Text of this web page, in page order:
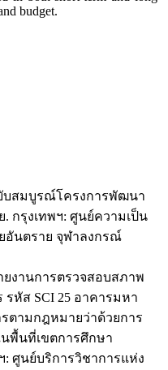
budget.
บสมบูรณ์โครงการพัฒนา
กรุงเทพฯ: ศูนย์ความเป็น
อันตราย จุฬาลงกรณ์
งานการตรวจสอบสภาพ
หัส SCI 25 อาคารมหา
ตามกฎหมายว่าด้วยการ
พื้นที่เขตการศึกษา
ศูนย์บริการวิชาการแห่ง